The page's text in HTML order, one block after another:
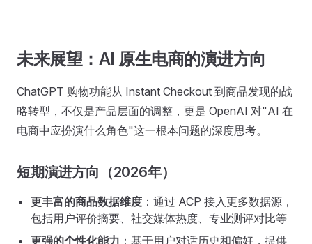
未来展望：AI 原生电商的演进方向
ChatGPT 购物功能从 Instant Checkout 到商品发现的战
略转型，不仅是产品层面的调整，更是 OpenAI 对"AI 在
电商中应扮演什么角色"这一根本问题的深度思考。
短期演进方向（2026年）
更丰富的商品数据维度 ：通过 ACP 接入更多数据源，
包括用户评价摘要、社交媒体热度、专业测评对比等
更强的个性化能力 ：基于用户对话历史和偏好，提供